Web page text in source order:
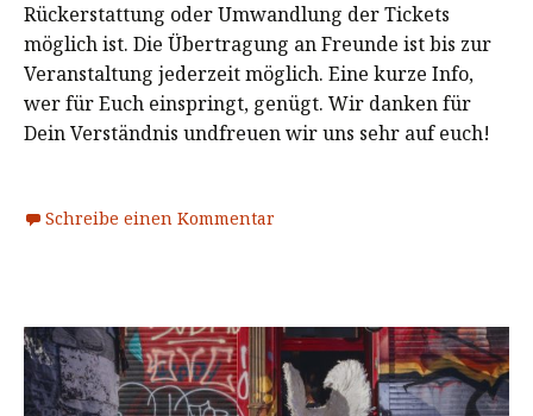
Rückerstattung oder Umwandlung der Tickets
möglich ist. Die Übertragung an Freunde ist bis zur
Veranstaltung jederzeit möglich. Eine kurze Info,
wer für Euch einspringt, genügt. Wir danken für
Dein Verständnis undfreuen wir uns sehr auf euch!
Schreibe einen Kommentar